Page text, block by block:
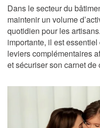
Dans le secteur du
maintenir un volume
quotidien pour les
importante, il est
leviers complémentaires
et sécuriser son carnet de